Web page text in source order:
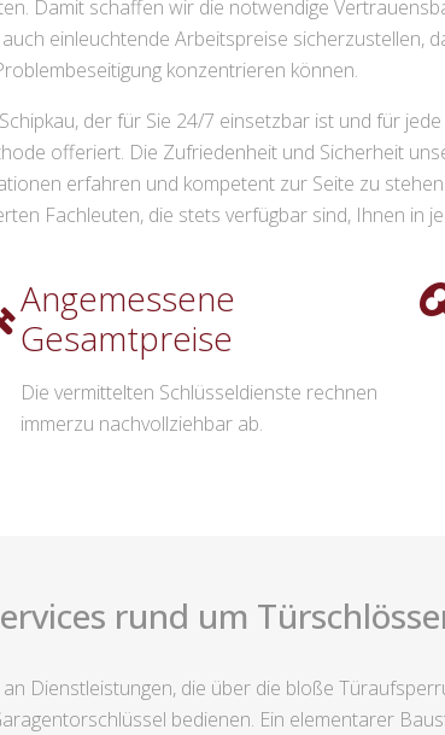
Damit schaffen wir die notwendige
einleuchtende Arbeitspreise sicherzustellen,
konzentrieren können.
der für Sie 24/7 einsetzbar ist und für
offeriert. Die Zufriedenheit und Sicherheit
erfahren und kompetent zur Seite zu
Fachleuten, die stets verfügbar sind, Ihnen in
Angemessene
Gesamtpreise
Die vermittelten Schlüsseldienste rechnen
immerzu nachvollziehbar ab.
rund um
Dienstleistungen, die über die bloße
bedienen. Ein elementarer